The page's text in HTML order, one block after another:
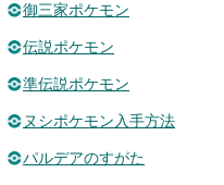
御三家ポケモン
伝説ポケモン
準伝説ポケモン
ヌシポケモン入手方法
パルデアのすがた